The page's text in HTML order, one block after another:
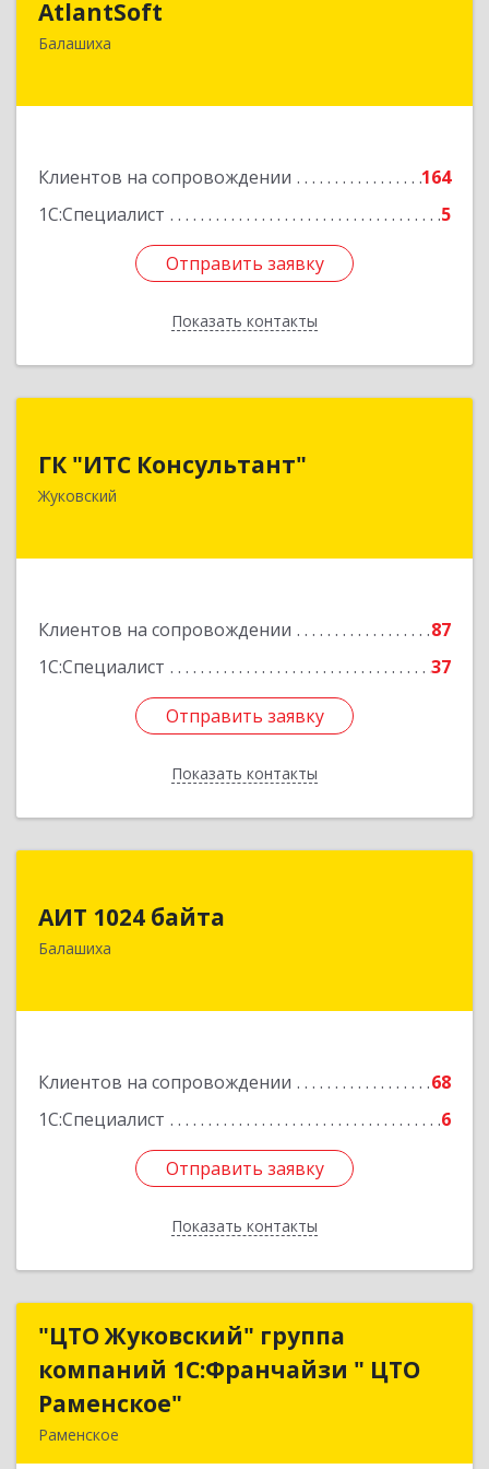
AtlantSoft
Балашиха
Клиентов на сопровождении
164
1С:Специалист
5
Отправить заявку
Показать контакты
Подробнее
Отправить заявку
Назад
ГК "ИТС Консультант"
Жуковский
Клиентов на сопровождении
87
1С:Специалист
37
Отправить заявку
Показать контакты
140181, Московская обл, Жуковский г,
Ломоносова ул, дом № 29А, этаж 2, пом.3
Подробнее
Отправить заявку
Назад
АИТ 1024 байта
Балашиха
Клиентов на сопровождении
68
1С:Специалист
6
Отправить заявку
Показать контакты
Подробнее
Отправить заявку
Назад
"ЦТО Жуковский" группа
компаний 1С:Франчайзи " ЦТО
Раменское"
Раменское
"ЦТО Жуковский" группа
компаний 1С:Франчайзи " ЦТО